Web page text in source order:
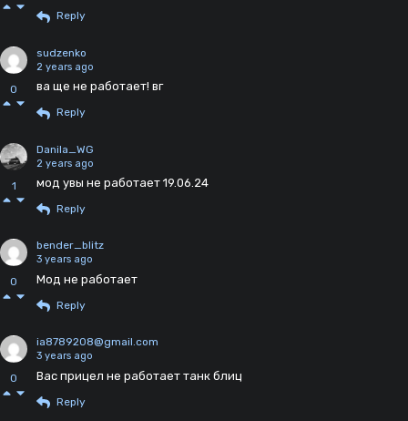
Reply
0
sudzenko
2 years ago
ва ще не работает! вг
Reply
1
Danila_WG
2 years ago
мод увы не работает 19.06.24
Reply
0
bender_blitz
3 years ago
Мод не работает
Reply
0
ia8789208@gmail.com
3 years ago
Вас прицел не работает танк блиц
Reply